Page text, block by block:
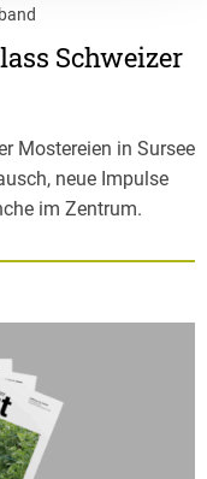
Schweizer
Mostereien in Sursee
neue Impulse
im Zentrum.